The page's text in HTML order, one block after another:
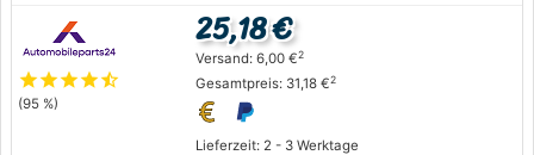
starstarstarstarstar_half
(95 %)
Lieferzeit: 2 - 3 Werktage
25,18 €
Versand: 6,00 €2
Gesamtpreis: 31,18 €2